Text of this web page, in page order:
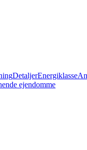
DetaljerEnergiklasse
ejendomme